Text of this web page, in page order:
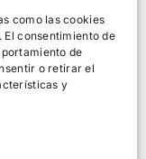
como las cookies
consentimiento de
de
o retirar el
y